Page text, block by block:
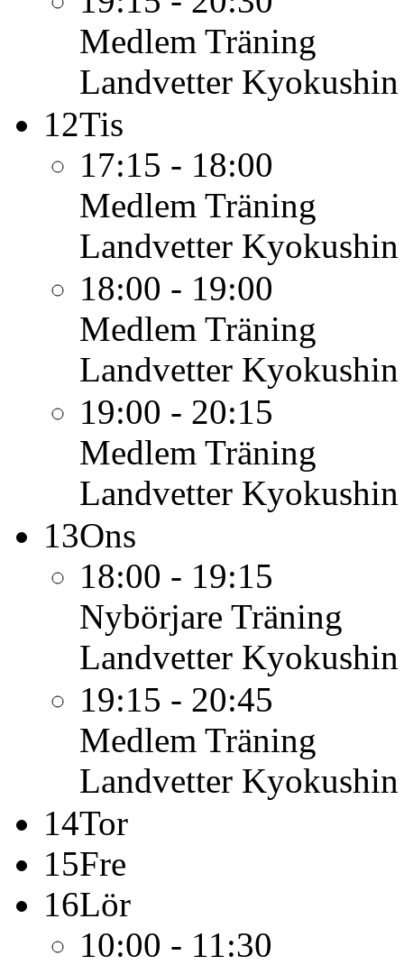
Medlem Träning
Landvetter
12Tis
17:15 - 18:00
Medlem Träning
Landvetter
18:00 - 19:00
Medlem Träning
Landvetter
19:00 - 20:15
Medlem Träning
Landvetter
13Ons
18:00 - 19:15
Nybörjare Träning
Landvetter
19:15 - 20:45
Medlem Träning
Landvetter
14Tor
15Fre
16Lör
10:00 - 11:30